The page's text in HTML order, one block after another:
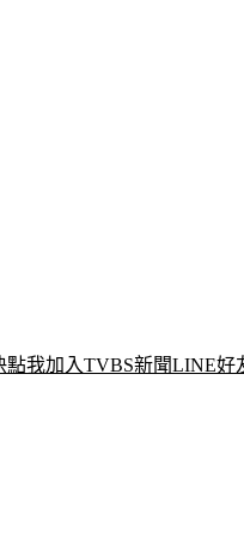
我加入TVBS新聞LINE好